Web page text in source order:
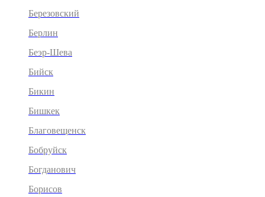
Березовский
Берлин
Беэр-Шева
Бийск
Бикин
Бишкек
Благовещенск
Бобруйск
Богданович
Борисов